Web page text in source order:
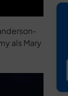
als Mary